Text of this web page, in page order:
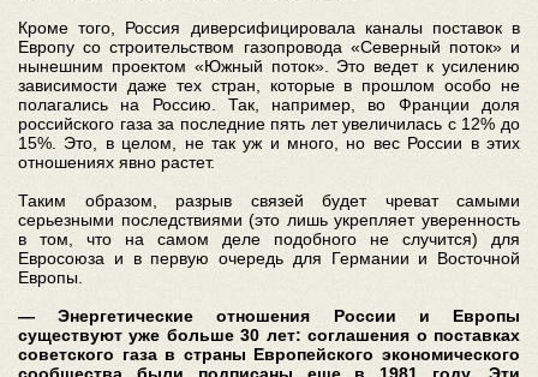
Кроме того, Россия диверсифицировала каналы поставок в
Европу со строительством газопровода «Северный поток» и
нынешним проектом «Южный поток». Это ведет к усилению
зависимости даже тех стран, которые в прошлом особо не
полагались на Россию. Так, например, во Франции доля
российского газа за последние пять лет увеличилась с 12% до
15%. Это, в целом, не так уж и много, но вес России в этих
отношениях явно растет.
Таким образом, разрыв связей будет чреват самыми
серьезными последствиями (это лишь укрепляет уверенность
в том, что на самом деле подобного не случится) для
Евросоюза и в первую очередь для Германии и Восточной
Европы.
— Энергетические отношения России и Европы
существуют уже больше 30 лет: соглашения о поставках
советского газа в страны Европейского экономического